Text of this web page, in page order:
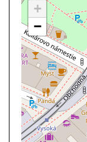
+
−